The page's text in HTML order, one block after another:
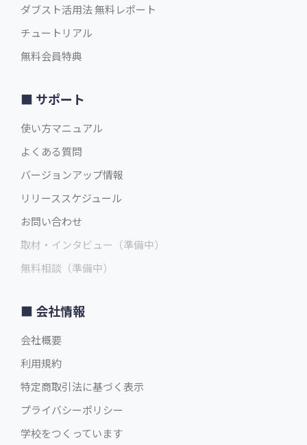
ダブスト活用法 無料レポート
チュートリアル
無料会員特典
サポート
使い方マニュアル
よくある質問
バージョンアップ情報
リリーススケジュール
お問い合わせ
取材・インタビュー（準備中）
無料相談（準備中）
会社情報
会社概要
利用規約
特定商取引法に基づく表示
プライバシーポリシー
学校をつくっています